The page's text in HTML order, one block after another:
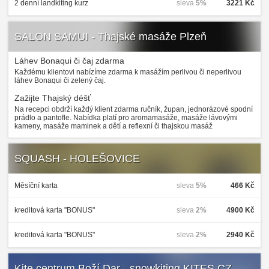
2 denní landkiting kurz 3221 Kč
sleva 5%
SALON SAMUI - Thajské masáže Plzeň
Láhev Bonaqui či čaj zdarma
Každému klientovi nabízíme zdarma k masážím perlivou či neperlivou
láhev Bonaqui či zelený čaj.
Zažijte Thajský déšť
Na recepci obdrží každý klient zdarma ručník, župan, jednorázové spodní
prádlo a pantofle. Nabídka platí pro aromamasáže, masáže lávovými
kameny, masáže maminek a dětí a reflexní či thajskou masáž
SQUASH - HOLEŠOVICE
Měsíční karta 466 Kč
sleva 5%
kreditová karta "BONUS" 4900 Kč
sleva 2%
kreditová karta "BONUS" 2940 Kč
sleva 2%